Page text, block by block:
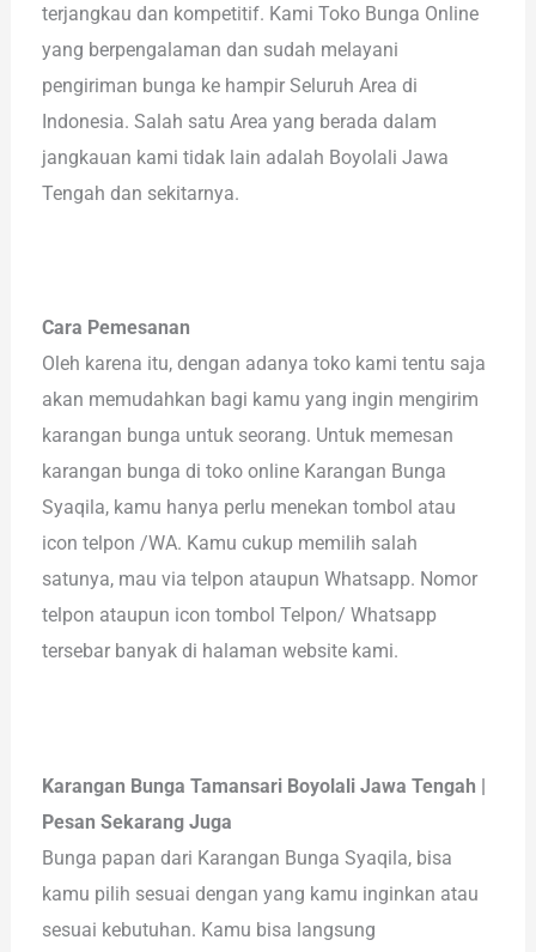
terjangkau dan kompetitif. Kami Toko Bunga Online
yang berpengalaman dan sudah melayani
pengiriman bunga ke hampir Seluruh Area di
Indonesia. Salah satu Area yang berada dalam
jangkauan kami tidak lain adalah Boyolali Jawa
Tengah dan sekitarnya.
Cara Pemesanan
Oleh karena itu, dengan adanya toko kami tentu saja
akan memudahkan bagi kamu yang ingin mengirim
karangan bunga untuk seorang. Untuk memesan
karangan bunga di toko online Karangan Bunga
Syaqila, kamu hanya perlu menekan tombol atau
icon telpon /WA. Kamu cukup memilih salah
satunya, mau via telpon ataupun Whatsapp. Nomor
telpon ataupun icon tombol Telpon/ Whatsapp
tersebar banyak di halaman website kami.
Karangan Bunga Tamansari Boyolali Jawa Tengah |
Pesan Sekarang Juga
Bunga papan dari Karangan Bunga Syaqila, bisa
kamu pilih sesuai dengan yang kamu inginkan atau
sesuai kebutuhan. Kamu bisa langsung